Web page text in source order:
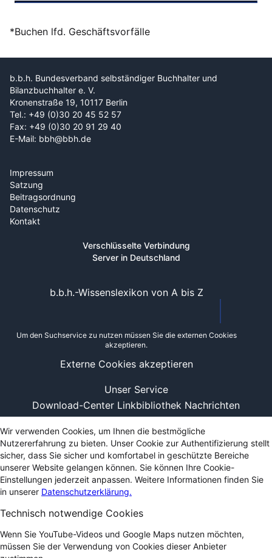
*Buchen lfd. Geschäftsvorfälle
b.b.h. Bundesverband selbständiger Buchhalter und
Bilanzbuchhalter e. V.
Kronenstraße 19, 10117 Berlin
Tel.: +49 (0)30 20 45 52 57
Fax: +49 (0)30 20 91 29 40
E-Mail: bbh@bbh.de
Impressum
Satzung
Beitragsordnung
Datenschutz
Kontakt
Verschlüsselte Verbindung
Server in Deutschland
Unser Service
Download-Center Linkbibliothek Nachrichten
b.b.h.-Wissenslexikon von A bis Z
Um den Suchservice zu nutzen müssen Sie die externen Cookies
akzeptieren.
Externe Cookies akzeptieren
Wir verwenden Cookies, um Ihnen die bestmögliche
Nutzererfahrung zu bieten. Unser Cookie zur Authentifizierung stellt
sicher, dass Sie sicher und komfortabel in geschützte Bereiche
unserer Website gelangen können. Sie können Ihre Cookie-
Einstellungen jederzeit anpassen. Weitere Informationen finden Sie
in unserer Datenschutzerklärung.
Technisch notwendige Cookies
Wenn Sie YouTube-Videos und Google Maps nutzen möchten,
müssen Sie der Verwendung von Cookies dieser Anbieter